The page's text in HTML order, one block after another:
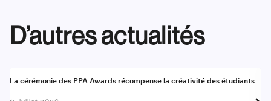
D’autres actualités
Actualité
La cérémonie des PPA Awards récompense la créativité des étudiants